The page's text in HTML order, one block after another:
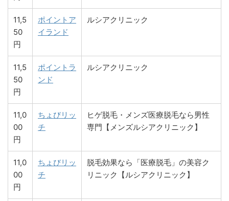
11,5
50
円
ポイントア
イランド
ルシアクリニック
11,5
50
円
ポイントラ
ンド
ルシアクリニック
11,0
00
円
ちょびリッ
チ
ヒゲ脱毛・メンズ医療脱毛なら男性
専門【メンズルシアクリニック】
11,0
00
円
ちょびリッ
チ
脱毛効果なら「医療脱毛」の美容ク
リニック【ルシアクリニック】